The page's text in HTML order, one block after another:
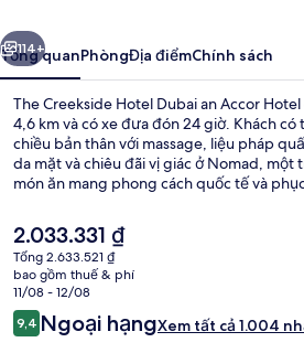
an
Accor
Hotel
Tiếp
114+
Tổng quanPhòngĐịa điểmChính sách
The Creekside Hotel Dubai an Accor
4,6 km và có xe đưa đón 24 giờ. Khách
chiều bản thân với massage, liệu pháp
da mặt và chiêu đãi vị giác ở Nomad, một
món ăn mang phong cách quốc tế và
nổi bật khác như 2 hồ bơi ngoài trời, công
Nhân viên nhiệt tình và vị trí gần sân bay
tượng tốt đẹp trong lòng du khách. Dịch
rất gần: chỉ cách Ga GGICO 13 phút đi bộ.
Giá
hiện
tại
là
2.033.331 ₫
2.033.331 ₫
Tổng 2.633.521 ₫
bao gồm thuế & phí
11/08 - 12/08
Nhận
xét
9,49,4 trên 10,
Ngoại hạngXem tất cả 1.004